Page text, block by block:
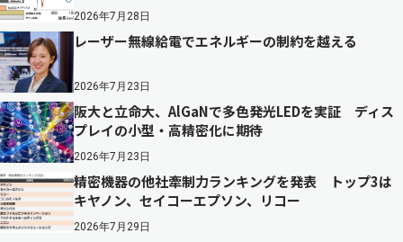
2026年7月28日
レーザー無線給電でエネルギーの制約を越える
2026年7月23日
阪大と立命大、AlGaNで多色発光LEDを実証 ディス
プレイの小型・高精密化に期待
2026年7月23日
精密機器の他社牽制力ランキングを発表 トップ3は
キヤノン、セイコーエプソン、リコー
2026年7月29日